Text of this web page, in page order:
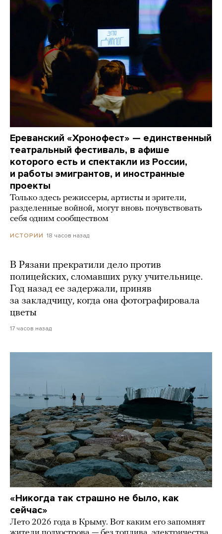
Ереванский «Хронофест» — единственный
театральный фестиваль, в афише
которого есть и спектакли из России,
и работы эмигрантов, и иностранные
проекты
Только здесь режиссеры, артисты и зрители,
разделенные войной, могут вновь почувствовать
себя одним сообществом
ИСТОРИИ 18 часов назад
В Рязани прекратили дело против
полицейских, сломавших руку учительнице.
Год назад ее задержали, приняв
за закладчицу, когда она фотографировала
цветы
17 часов назад
«Никогда так страшно не было, как
сейчас»
Лето 2026 года в Крыму. Вот каким его запомнят